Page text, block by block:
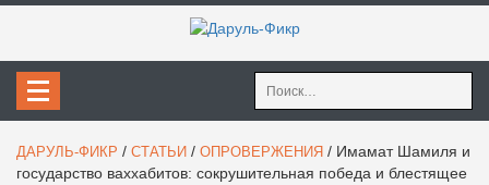
Найти:
ДАРУЛЬ-ФИКР / СТАТЬИ / ОПРОВЕРЖЕНИЯ / Имамат Шамиля и
государство ваххабитов: сокрушительная победа и блестящее